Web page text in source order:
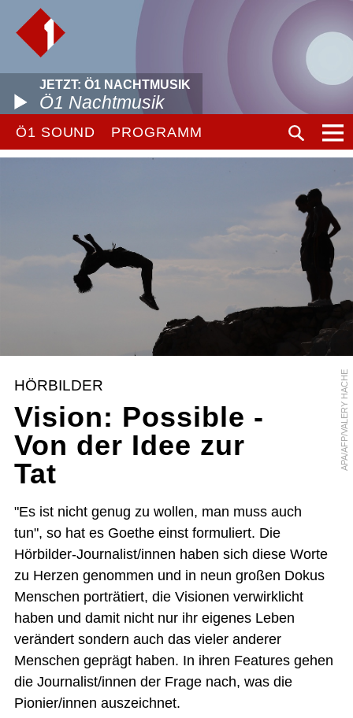
JETZT: Ö1 NACHTMUSIK
Ö1 Nachtmusik
Ö1 SOUND PROGRAMM
APA/AFP/VALERY HACHE
HÖRBILDER
Vision: Possible -
Von der Idee zur
Tat
"Es ist nicht genug zu wollen, man muss auch
tun", so hat es Goethe einst formuliert. Die
Hörbilder-Journalist/innen haben sich diese Worte
zu Herzen genommen und in neun großen Dokus
Menschen porträtiert, die Visionen verwirklicht
haben und damit nicht nur ihr eigenes Leben
verändert sondern auch das vieler anderer
Menschen geprägt haben. In ihren Features gehen
die Journalist/innen der Frage nach, was die
Pionier/innen auszeichnet.